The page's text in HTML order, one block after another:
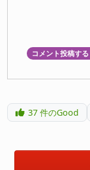
コメント投稿する
37件のGood